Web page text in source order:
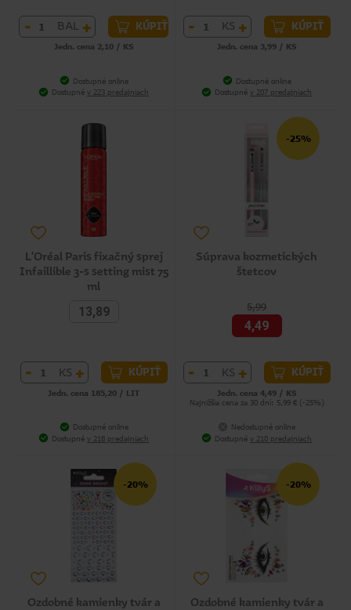
- BAL + KÚPIŤ
Jedn. cena 2,10 / KS
Dostupné online
Dostupné v 223 predajniach
- KS + KÚPIŤ
Jedn. cena 3,99 / KS
Dostupné online
Dostupné v 207 predajniach
L'Oréal Paris fixačný sprej
Infaillible 3-s setting mist 75
ml
13,89
- KS + KÚPIŤ
Jedn. cena 185,20 / LIT
Dostupné online
Dostupné v 218 predajniach
-25%
Súprava kozmetických
štetcov
5,99
4,49
- KS + KÚPIŤ
Jedn. cena 4,49 / KS
Najnižšia cena za 30 dní: 5,99 € (-25%)
Nedostupné online
Dostupné v 210 predajniach
-20%
Ozdobné kamienky tvár a
-20%
Ozdobné kamienky tvár a